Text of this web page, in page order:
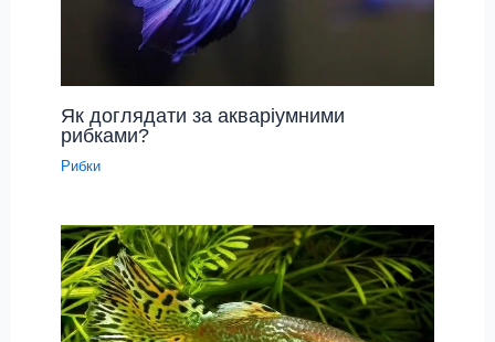
Як доглядати за акваріумними
рибками?
Рибки